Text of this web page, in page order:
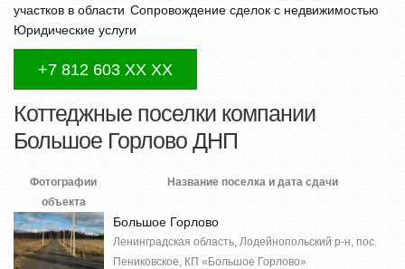
участков в области Сопровождение сделок с недвижимостью
Юридические услуги
+7 812 603 XX XX
Коттеджные поселки компании
Большое Горлово ДНП
Фотографии
объекта
Название поселка и дата сдачи
Большое Горлово
Ленинградская область, Лодейнопольский р-н, пос.
Пениковское, КП «Большое Горлово»